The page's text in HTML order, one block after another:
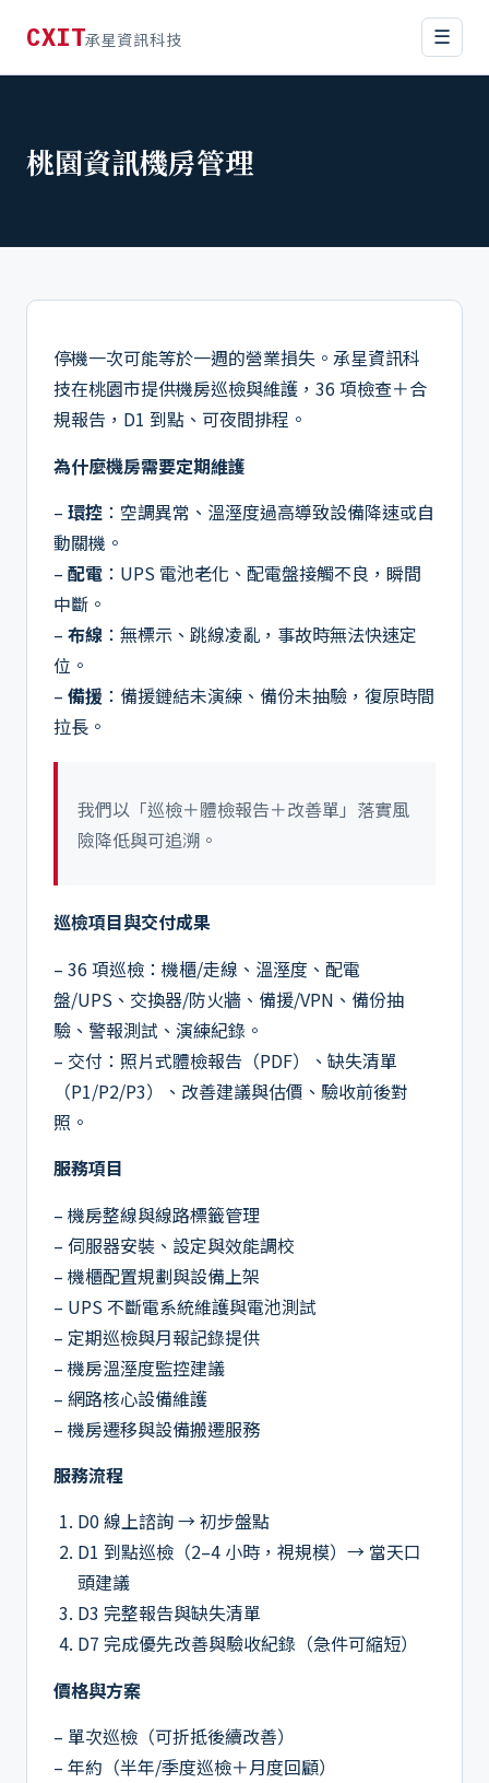
CXIT承星資訊科技 ☰
桃園資訊機房管理
停機一次可能等於一週的營業損失。承星資訊科
技在桃園市提供機房巡檢與維護，36 項檢查＋合
規報告，D1 到點、可夜間排程。
為什麼機房需要定期維護
– 環控 ：空調異常、溫溼度過高導致設備降速或自
動關機。
– 配電 ：UPS 電池老化、配電盤接觸不良，瞬間
中斷。
– 布線 ：無標示、跳線凌亂，事故時無法快速定
位。
– 備援 ：備援鏈結未演練、備份未抽驗，復原時間
拉長。
我們以「巡檢＋體檢報告＋改善單」落實風
險降低與可追溯。
巡檢項目與交付成果
– 36 項巡檢：機櫃/走線、溫溼度、配電
盤/UPS、交換器/防火牆、備援/VPN、備份抽
驗、警報測試、演練紀錄。
– 交付：照片式體檢報告（PDF）、缺失清單
（P1/P2/P3）、改善建議與估價、驗收前後對
照。
服務項目
– 機房整線與線路標籤管理
– 伺服器安裝、設定與效能調校
– 機櫃配置規劃與設備上架
– UPS 不斷電系統維護與電池測試
– 定期巡檢與月報記錄提供
– 機房溫溼度監控建議
– 網路核心設備維護
– 機房遷移與設備搬遷服務
服務流程
D0 線上諮詢 → 初步盤點
D1 到點巡檢（2–4 小時，視規模）→ 當天口
頭建議
D3 完整報告與缺失清單
D7 完成優先改善與驗收紀錄（急件可縮短）
價格與方案
– 單次巡檢（可折抵後續改善）
– 年約（半年/季度巡檢＋月度回顧）